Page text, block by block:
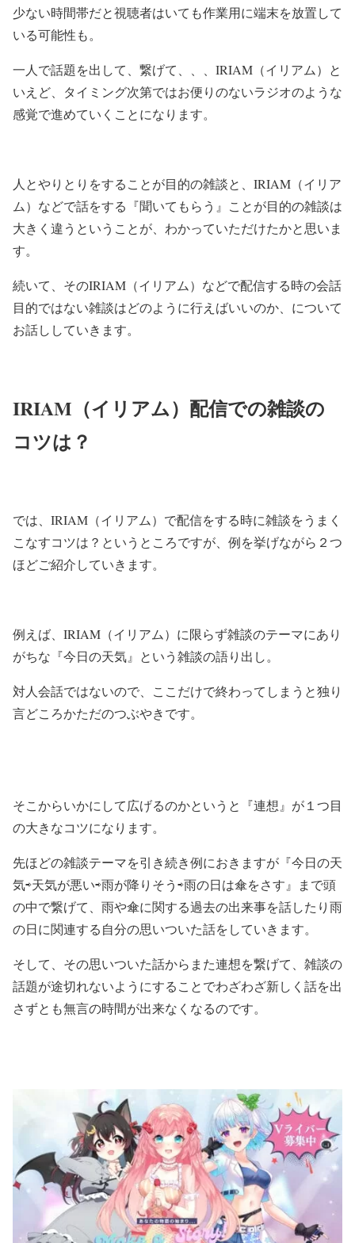
少ない時間帯だと視聴者はいても作業用に端末を放置して
いる可能性も。
一人で話題を出して、繋げて、、、IRIAM（イリアム）と
いえど、タイミング次第ではお便りのないラジオのような
感覚で進めていくことになります。
人とやりとりをすることが目的の雑談と、IRIAM（イリア
ム）などで話をする『聞いてもらう』ことが目的の雑談は
大きく違うということが、わかっていただけたかと思いま
す。
続いて、そのIRIAM（イリアム）などで配信する時の会話
目的ではない雑談はどのように行えばいいのか、について
お話ししていきます。
IRIAM（イリアム）配信での雑談の
コツは？
では、IRIAM（イリアム）で配信をする時に雑談をうまく
こなすコツは？というところですが、例を挙げながら２つ
ほどご紹介していきます。
例えば、IRIAM（イリアム）に限らず雑談のテーマにあり
がちな『今日の天気』という雑談の語り出し。
対人会話ではないので、ここだけで終わってしまうと独り
言どころかただのつぶやきです。
そこからいかにして広げるのかというと『連想』が１つ目
の大きなコツになります。
先ほどの雑談テーマを引き続き例におきますが『今日の天
気⇨天気が悪い⇨雨が降りそう⇨雨の日は傘をさす』まで頭
の中で繋げて、雨や傘に関する過去の出来事を話したり雨
の日に関連する自分の思いついた話をしていきます。
そして、その思いついた話からまた連想を繋げて、雑談の
話題が途切れないようにすることでわざわざ新しく話を出
さずとも無言の時間が出来なくなるのです。